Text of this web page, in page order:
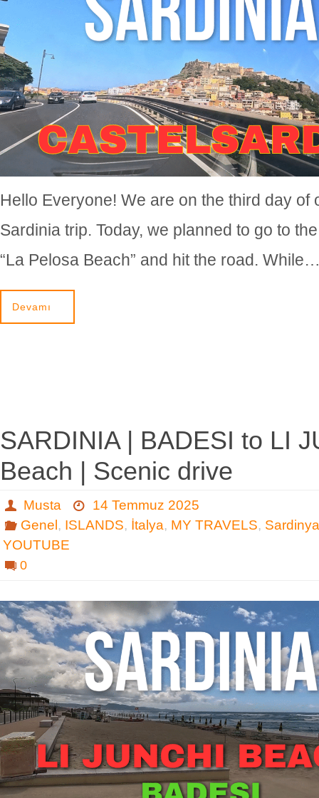
Hello Everyone! We are on the third day of
Sardinia trip. Today, we planned to go to
“La Pelosa Beach” and hit the road.
Devamı
SARDINIA | BADESI to LI
Beach | Scenic drive
Musta
14 Temmuz 2025
Genel , ISLANDS, İtalya, MY TRAVELS, Sardinya
YOUTUBE
0